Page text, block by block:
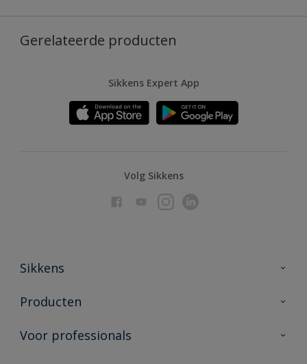
Gerelateerde producten
Sikkens Expert App
Volg Sikkens
Sikkens
Over Sikkens
Duurzaamheid
Producten
Producten voor binnen
Voor professionals